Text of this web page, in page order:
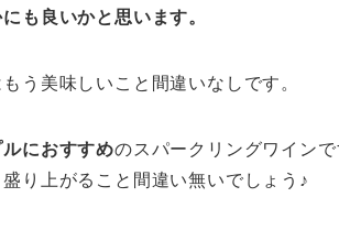
も良いかと思います。
う美味しいこと間違いなしです。
におすすめのスパークリングワイン
り上がること間違い無いでしょう♪